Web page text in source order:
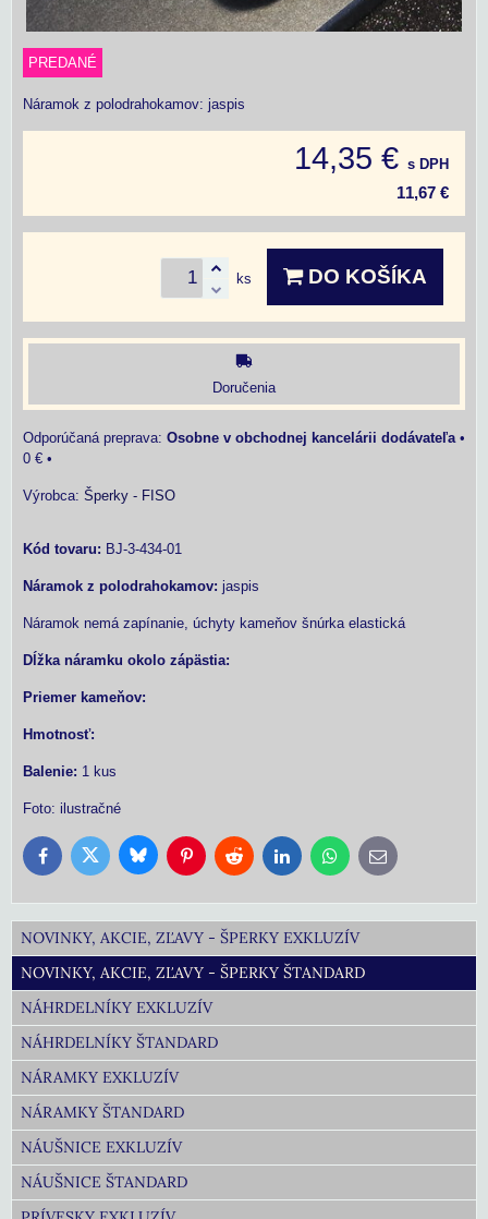
PREDANÉ
Náramok z polodrahokamov: jaspis
14,35 € s DPH
11,67 €
ks DO KOŠÍKA
Doručenia
Osobne v obchodnej kancelárii dodávateľa•
0 € •
Výrobca: Šperky - FISO
Kód tovaru: BJ-3-434-01
Náramok z polodrahokamov: jaspis
Náramok nemá zapínanie, úchyty kameňov šnúrka elastická
Dĺžka náramku okolo zápästia:
Priemer kameňov:
Hmotnosť:
Balenie: 1 kus
Foto: ilustračné
FacebookTwitter BlueskyPinterestReddit LinkedInWhatsApp
E-
mail
NOVINKY, AKCIE, ZĽAVY - ŠPERKY EXKLUZÍV
NOVINKY, AKCIE, ZĽAVY - ŠPERKY ŠTANDARD
NÁHRDELNÍKY EXKLUZÍV
NÁHRDELNÍKY ŠTANDARD
NÁRAMKY EXKLUZÍV
NÁRAMKY ŠTANDARD
NÁUŠNICE EXKLUZÍV
NÁUŠNICE ŠTANDARD